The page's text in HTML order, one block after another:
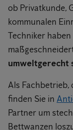
ob Privatkunde,
kommunalen
Techniker
umweltgerecht
Als Fachbetrieb,
finden Sie in
Partner um
Bettwanzen